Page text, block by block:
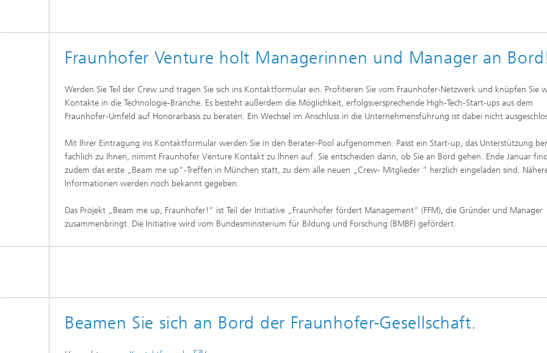
Fraunhofer Venture holt Managerinnen und Manager an
Werden Sie Teil der Crew und tragen Sie sich ins Kontaktformular ein. Profitieren Sie vom Fraunhofer-Netzwerk und knüpfen Sie
Kontakte in die Technologie-Branche. Es besteht außerdem die Möglichkeit, erfolgsversprechende High-Tech-Start-ups aus dem
Fraunhofer-Umfeld auf Honorarbasis zu beraten. Ein Wechsel im Anschluss in die Unternehmensführung ist dabei nicht
Mit Ihrer Eintragung ins Kontaktformular werden Sie in den Berater-Pool aufgenommen. Passt ein Start-up, das Unterstützung
fachlich zu Ihnen, nimmt Fraunhofer Venture Kontakt zu Ihnen auf. Sie entscheiden dann, ob Sie an Bord gehen. Ende Januar
zudem das erste „Beam me up“-Treffen in München statt, zu dem alle neuen „Crew- Mitglieder “ herzlich eingeladen sind.
Informationen werden noch bekannt gegeben.
Das Projekt „Beam me up, Fraunhofer!“ ist Teil der Initiative „Fraunhofer fördert Management“ (FFM), die Gründer und Manager
zusammenbringt. Die Initiative wird vom Bundesministerium für Bildung und Forschung (BMBF) gefördert.
Beamen Sie sich an Bord der Fraunhofer-Gesellschaft.